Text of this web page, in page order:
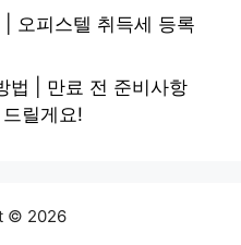
오피스텔 취득세 등록
법 | 만료 전 준비사항
릴게요!
© 2026